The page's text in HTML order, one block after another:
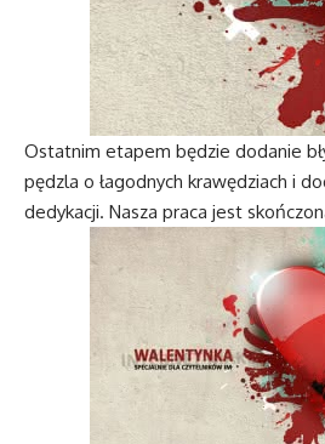
Ostatnim etapem będzie dodanie
pędzla o łagodnych krawędziach i
dedykacji. Nasza praca jest